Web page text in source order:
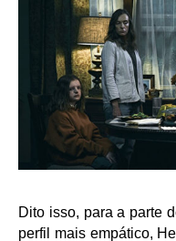
Dito isso, para a parte
perfil mais empático,